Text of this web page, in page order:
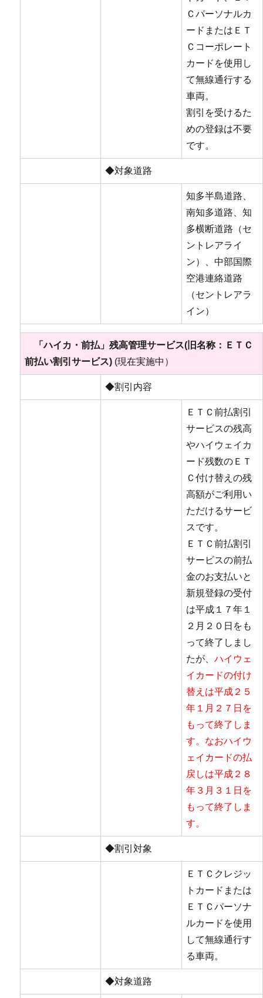
Ｃパーソナルカ
ードまたはＥＴ
Ｃコーポレート
カードを使用し
て無線通行する
車両。
割引を受けるた
めの登録は不要
です。
◆対象道路
知多半島道路、
南知多道路、知
多横断道路（セ
ントレアライ
ン）、中部国際
空港連絡道路
（セントレアラ
イン）
「ハイカ・前払」残高管理サービス(旧名称：ＥＴＣ
前払い割引サービス) (現在実施中）
◆割引内容
ＥＴＣ前払割引
サービスの残高
やハイウェイカ
ード残数のＥＴ
Ｃ付け替えの残
高額がご利用い
ただけるサービ
スです。
ＥＴＣ前払割引
サービスの前払
金のお支払いと
新規登録の受付
は平成１７年１
２月２０日をも
って終了しまし
たが、ハイウェ
イカードの付け
替えは平成２５
年１月２７日を
もって終了しま
す。なおハイウ
ェイカードの払
戻しは平成２８
年３月３１日を
もって終了しま
す。
◆割引対象
ＥＴＣクレジッ
トカードまたは
ＥＴＣパーソナ
ルカードを使用
して無線通行す
る車両。
◆対象道路